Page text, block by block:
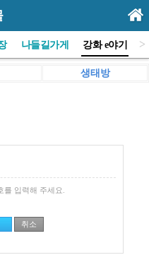
나들길가게 강화 e야기 >
생태방
를 입력해 주세요.